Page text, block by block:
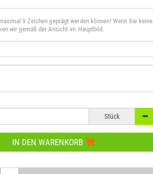
9 Zeichen geprägt werden können! Wenn Sie keine
wir gemäß der Ansicht im Hauptbild.
Stück
IN DEN WARENKORB